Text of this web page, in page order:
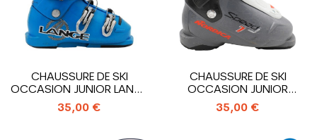
CHAUSSURE DE SKI
OCCASION JUNIOR LANGE
RSJ 60R_4...
35,00 €
CHAUSSURE DE SKI
OCCASION JUNIOR
NORDICA...
35,00 €